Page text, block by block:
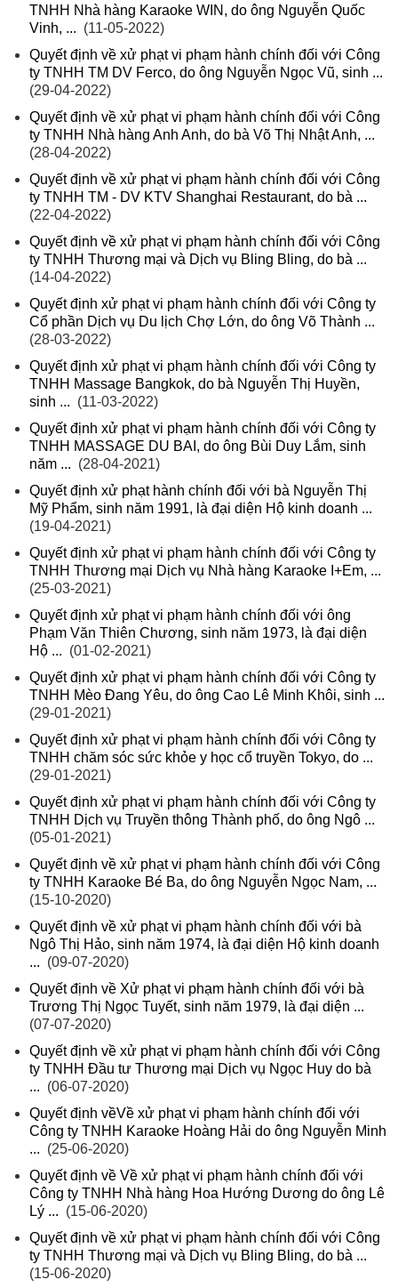
TNHH Nhà hàng Karaoke WIN, do ông Nguyễn Quốc
Vinh, ... (11-05-2022)
Quyết định về xử phạt vi phạm hành chính đối với Công
ty TNHH TM DV Ferco, do ông Nguyễn Ngọc Vũ, sinh ...
(29-04-2022)
Quyết định về xử phạt vi phạm hành chính đối với Công
ty TNHH Nhà hàng Anh Anh, do bà Võ Thị Nhật Anh, ...
(28-04-2022)
Quyết định về xử phạt vi phạm hành chính đối với Công
ty TNHH TM - DV KTV Shanghai Restaurant, do bà ...
(22-04-2022)
Quyết định về xử phạt vi phạm hành chính đối với Công
ty TNHH Thương mại và Dịch vụ Bling Bling, do bà ...
(14-04-2022)
Quyết định xử phạt vi phạm hành chính đối với Công ty
Cổ phần Dịch vụ Du lịch Chợ Lớn, do ông Võ Thành ...
(28-03-2022)
Quyết định xử phạt vi phạm hành chính đối với Công ty
TNHH Massage Bangkok, do bà Nguyễn Thị Huyền,
sinh ... (11-03-2022)
Quyết định xử phạt vi phạm hành chính đối với Công ty
TNHH MASSAGE DU BAI, do ông Bùi Duy Lắm, sinh
năm ... (28-04-2021)
Quyết định xử phạt hành chính đối với bà Nguyễn Thị
Mỹ Phẩm, sinh năm 1991, là đại diện Hộ kinh doanh ...
(19-04-2021)
Quyết định xử phạt vi phạm hành chính đối với Công ty
TNHH Thương mại Dịch vụ Nhà hàng Karaoke I+Em, ...
(25-03-2021)
Quyết định xử phạt vi phạm hành chính đối với ông
Phạm Văn Thiên Chương, sinh năm 1973, là đại diện
Hộ ... (01-02-2021)
Quyết định xử phạt vi phạm hành chính đối với Công ty
TNHH Mèo Đang Yêu, do ông Cao Lê Minh Khôi, sinh ...
(29-01-2021)
Quyết định xử phạt vi phạm hành chính đối với Công ty
TNHH chăm sóc sức khỏe y học cổ truyền Tokyo, do ...
(29-01-2021)
Quyết định xử phạt vi phạm hành chính đối với Công ty
TNHH Dịch vụ Truyền thông Thành phố, do ông Ngô ...
(05-01-2021)
Quyết định về xử phạt vi phạm hành chính đối với Công
ty TNHH Karaoke Bé Ba, do ông Nguyễn Ngọc Nam, ...
(15-10-2020)
Quyết định về xử phạt vi phạm hành chính đối với bà
Ngô Thị Hảo, sinh năm 1974, là đại diện Hộ kinh doanh
... (09-07-2020)
Quyết định về Xử phạt vi phạm hành chính đối với bà
Trương Thị Ngọc Tuyết, sinh năm 1979, là đại diện ...
(07-07-2020)
Quyết định về xử phạt vi phạm hành chính đối với Công
ty TNHH Đầu tư Thương mại Dịch vụ Ngọc Huy do bà
... (06-07-2020)
Quyết định vềVề xử phạt vi phạm hành chính đối với
Công ty TNHH Karaoke Hoàng Hải do ông Nguyễn Minh
... (25-06-2020)
Quyết định về Về xử phạt vi phạm hành chính đối với
Công ty TNHH Nhà hàng Hoa Hướng Dương do ông Lê
Lý ... (15-06-2020)
Quyết định về xử phạt vi phạm hành chính đối với Công
ty TNHH Thương mại và Dịch vụ Bling Bling, do bà ...
(15-06-2020)